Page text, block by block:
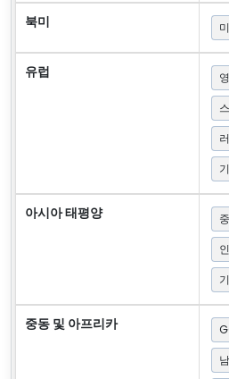
북미
유럽
아시아 태평양
중동 및 아프리카